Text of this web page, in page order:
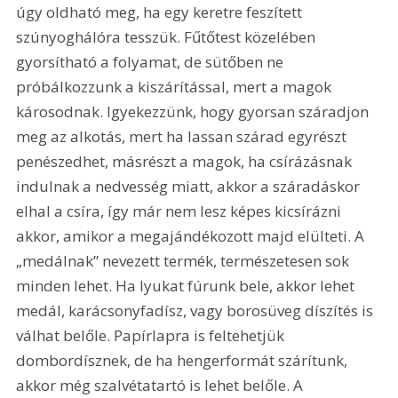
úgy oldható meg, ha egy keretre feszített
szúnyoghálóra tesszük. Fűtőtest közelében
gyorsítható a folyamat, de sütőben ne
próbálkozzunk a kiszárítással, mert a magok
károsodnak. Igyekezzünk, hogy gyorsan száradjon
meg az alkotás, mert ha lassan szárad egyrészt
penészedhet, másrészt a magok, ha csírázásnak
indulnak a nedvesség miatt, akkor a száradáskor
elhal a csíra, így már nem lesz képes kicsírázni
akkor, amikor a megajándékozott majd elülteti. A
„medálnak” nevezett termék, természetesen sok
minden lehet. Ha lyukat fúrunk bele, akkor lehet
medál, karácsonyfadísz, vagy borosüveg díszítés is
válhat belőle. Papírlapra is feltehetjük
dombordísznek, de ha hengerformát szárítunk,
akkor még szalvétatartó is lehet belőle. A